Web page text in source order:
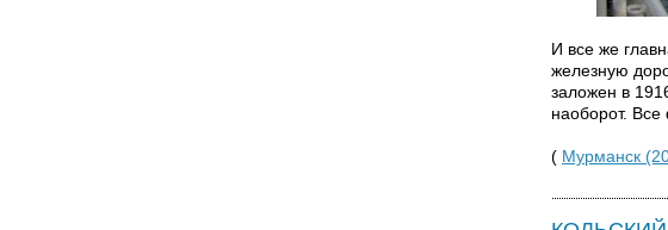
И все же
железную
заложен в
наоборот.
( Мурманск